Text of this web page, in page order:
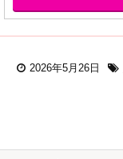
2026年5月26日